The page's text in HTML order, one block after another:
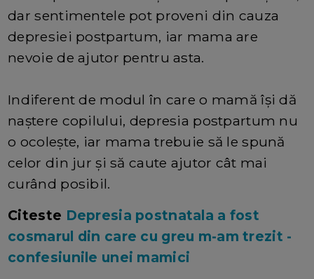
dar sentimentele pot proveni din cauza
depresiei postpartum, iar mama are
nevoie de ajutor pentru asta.
Indiferent de modul în care o mamă își dă
naștere copilului, depresia postpartum nu
o ocolește, iar mama trebuie să le spună
celor din jur și să caute ajutor cât mai
curând posibil.
Citeste Depresia postnatala a fost
cosmarul din care cu greu m-am trezit -
confesiunile unei mamici